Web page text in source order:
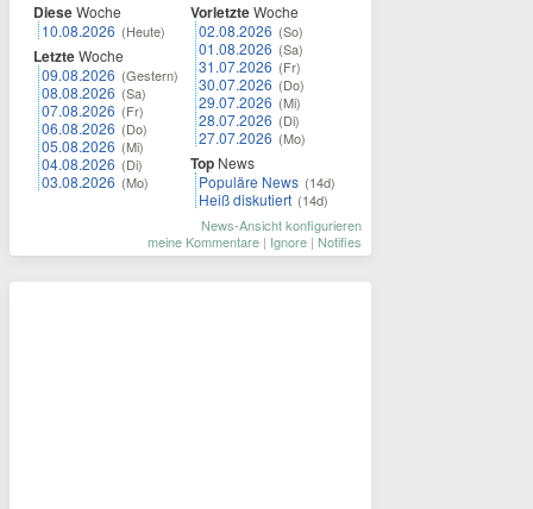
DieseWoche
10.08.2026 (Heute)
LetzteWoche
09.08.2026 (Gestern)
08.08.2026 (Sa)
07.08.2026 (Fr)
06.08.2026 (Do)
05.08.2026 (Mi)
04.08.2026 (Di)
03.08.2026 (Mo)
VorletzteWoche
02.08.2026 (So)
01.08.2026 (Sa)
31.07.2026 (Fr)
30.07.2026 (Do)
29.07.2026 (Mi)
28.07.2026 (Di)
27.07.2026 (Mo)
Top News
Populäre News (14d)
Heiß diskutiert (14d)
News-Ansicht konfigurieren
meine Kommentare | Ignore | Notifies